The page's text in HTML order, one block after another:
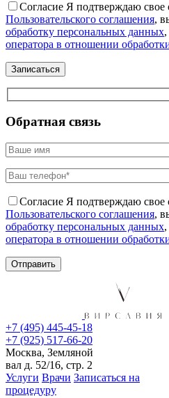
Согласие Я подтверждаю свое
Пользовательского соглашения,
обработку персональных данных
оператора в отношении
Обратная связь
Согласие Я подтверждаю свое
Пользовательского соглашения,
обработку персональных данных
оператора в отношении
+7 (495) 445-45-18
+7 (925) 517-66-20
Москва, Земляной
вал д. 52/16, стр. 2
Услуги Врачи Записаться на
процедуру